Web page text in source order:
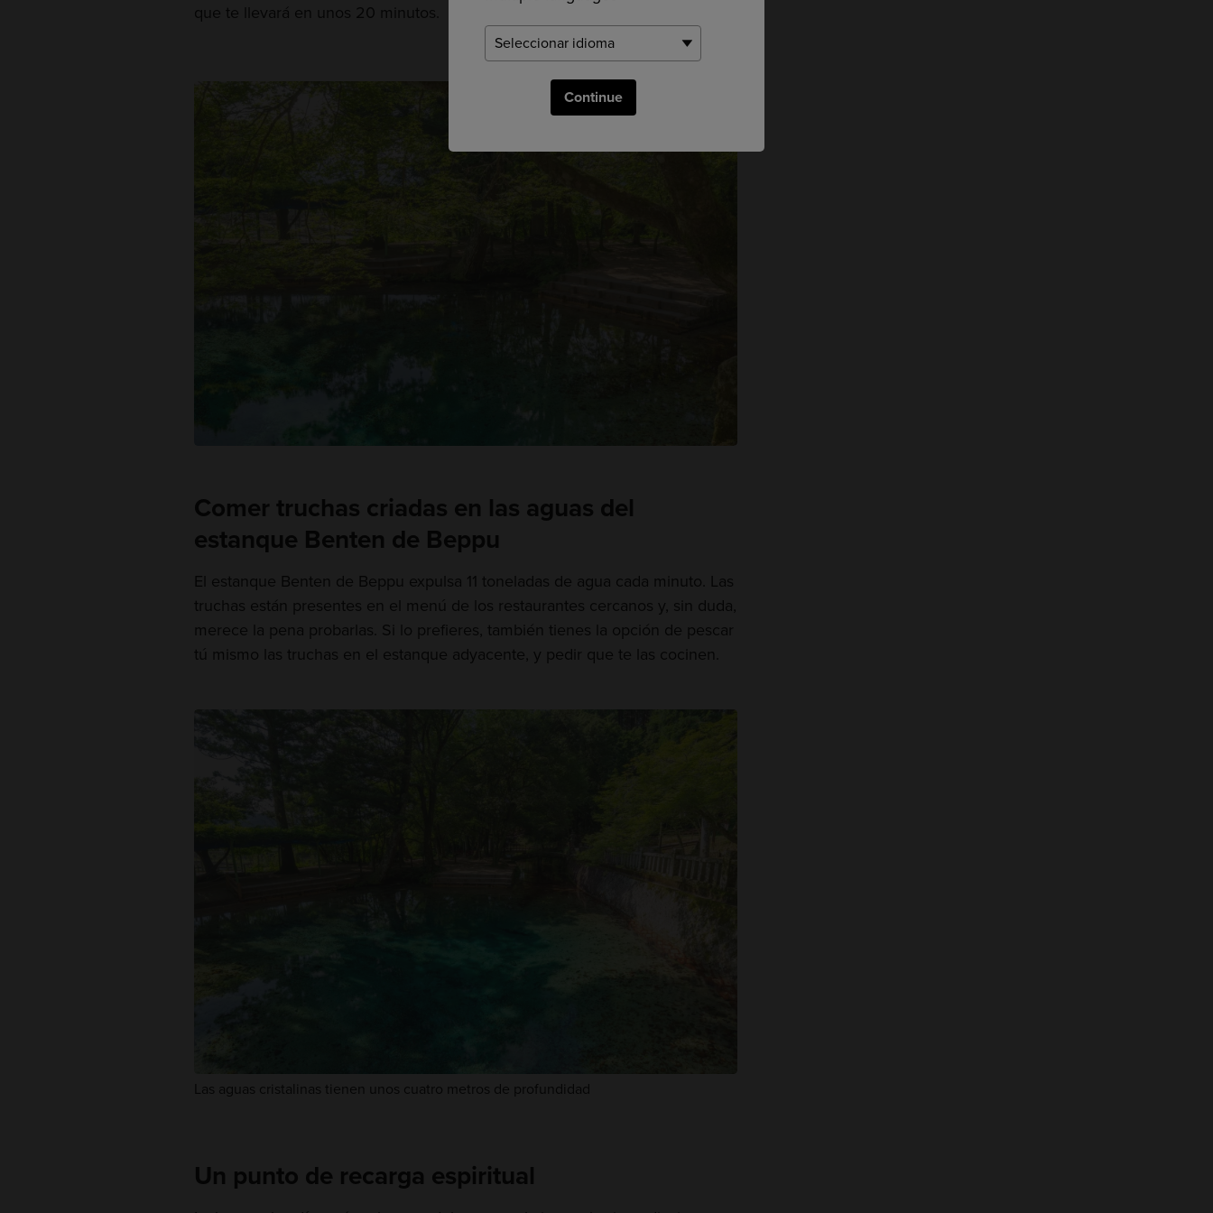
Continue
que te llevará en unos 20 minutos.
Comer truchas criadas en las aguas del
estanque Benten de Beppu
El estanque Benten de Beppu expulsa 11 toneladas de agua cada minuto. Las
truchas están presentes en el menú de los restaurantes cercanos y, sin duda,
merece la pena probarlas. Si lo prefieres, también tienes la opción de pescar
tú mismo las truchas en el estanque adyacente, y pedir que te las cocinen.
Las aguas cristalinas tienen unos cuatro metros de profundidad
Un punto de recarga espiritual